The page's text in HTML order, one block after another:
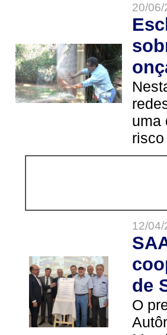
20/
uma
12/
de
O